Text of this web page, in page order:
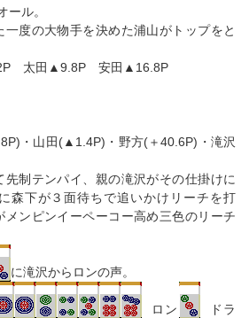
ール。
度の大物手を決めた浦山がトップをと
太田▲9.8P 安田▲16.8P
・山田(▲1.4P)・野方(＋40.6P)・滝沢
先制テンパイ、親の滝沢がその仕掛けに
森下が３面待ちで追いかけリーチを打
メンピンイーペーコー高め三色のリーチ
に滝沢からロンの声。
ロン ドラ